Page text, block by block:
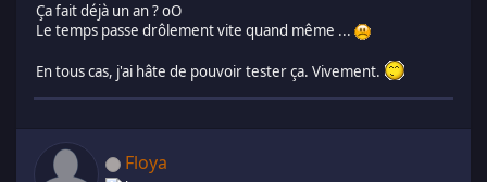
Ça fait déjà un an ? oO
Le temps passe drôlement vite quand même ...
En tous cas, j'ai hâte de pouvoir tester ça. Vivement.
Floya